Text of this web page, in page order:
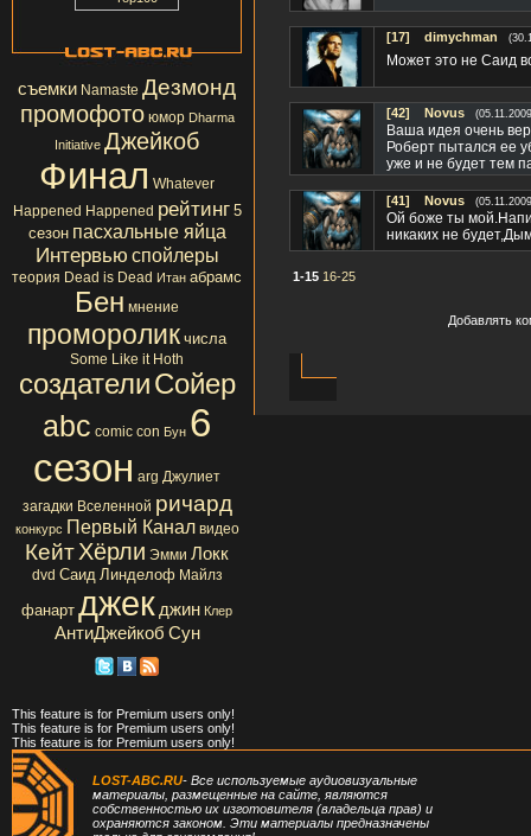
съемки Namaste Дезмонд
промофото юмор Dharma
Initiative Джейкоб
Финал Whatever
Happened Happened рейтинг 5
сезон пасхальные яйца
Интервью спойлеры
теория Dead is Dead Итан абрамс
Бен мнение
проморолик числа
Some Like it Hoth
создателиСойер
abc comic con Бун 6
сезон arg Джулиет
загадки Вселенной ричард
конкурс Первый Канал видео
КейтХёрли Эмми Локк
dvd Саид Линделоф Майлз
фанарт джек джин Клер
АнтиДжейкоб Сун
This feature is for Premium users only!
This feature is for Premium users only!
This feature is for Premium users only!
[17] dimychman
Может это не Саид
[42] Novus
Ваша идея очень
Роберт пытался ее
уже и не будет тем
[41] Novus
Ой боже ты
никаких не
1-15 16-25
Добавлять
LOST-ABC.RU- Все используемые аудиовизуальные
материалы, размещенные на сайте, являются
собственностью их изготовителя (владельца прав) и
охраняются законом. Эти материалы предназначены